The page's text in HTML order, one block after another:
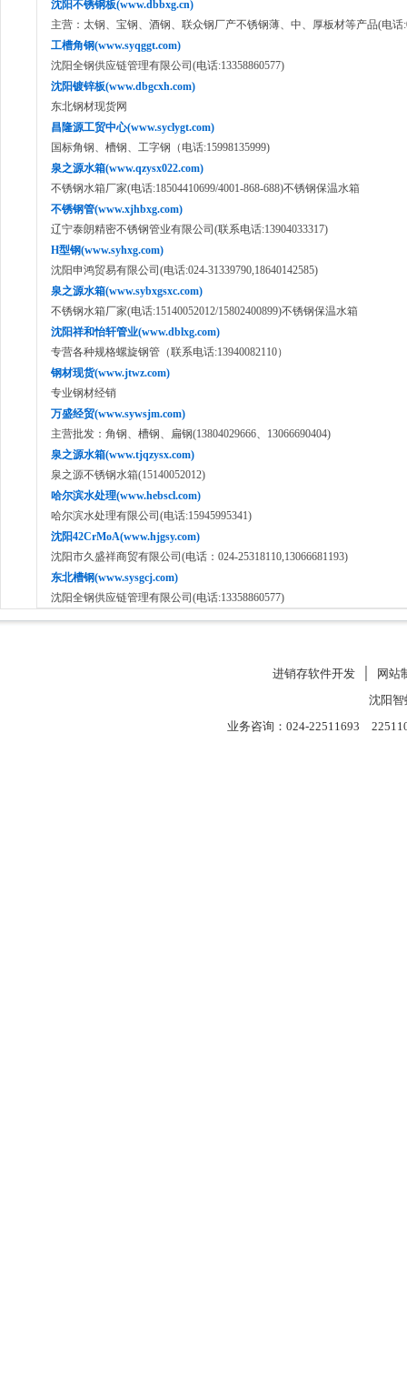
沈阳不锈钢板(www.dbbxg.cn)
主营：太钢、宝钢、酒钢、联众钢厂产不锈钢薄、中、厚板材等产品(电话
工槽角钢(www.syqggt.com)
沈阳全钢供应链管理有限公司(电话:13358860577)
沈阳镀锌板(www.dbgcxh.com)
东北钢材现货网
昌隆源工贸中心(www.syclygt.com)
国标角钢、槽钢、工字钢（电话:15998135999)
泉之源水箱(www.qzysx022.com)
不锈钢水箱厂家(电话:18504410699/4001-868-688)不锈钢保温水箱
不锈钢管(www.xjhbxg.com)
辽宁泰朗精密不锈钢管业有限公司(联系电话:13904033317)
H型钢(www.syhxg.com)
沈阳申鸿贸易有限公司(电话:024-31339790,18640142585)
泉之源水箱(www.sybxgsxc.com)
不锈钢水箱厂家(电话:15140052012/15802400899)不锈钢保温水箱
沈阳祥和怡轩管业(www.dblxg.com)
专营各种规格螺旋钢管（联系电话:13940082110）
钢材现货(www.jtwz.com)
专业钢材经销
万盛经贸(www.sywsjm.com)
主营批发：角钢、槽钢、扁钢(13804029666、13066690404)
泉之源水箱(www.tjqzysx.com)
泉之源不锈钢水箱(15140052012)
哈尔滨水处理(www.hebscl.com)
哈尔滨水处理有限公司(电话:15945995341)
沈阳42CrMoA(www.hjgsy.com)
沈阳市久盛祥商贸有限公司(电话：024-25318110,13066681193)
东北槽钢(www.sysgcj.com)
沈阳全钢供应链管理有限公司(电话:13358860577)
进销存软件开发│
网站
沈阳
业务咨询：024-22511693